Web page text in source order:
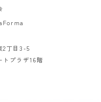
2丁目3-5
トプラザ16階